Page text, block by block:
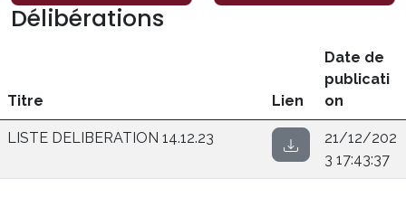
Délibérations
Titre Lien
Date de
publicati
on
LISTE DELIBERATION 14.12.23
21/12/202
3 17:43:37